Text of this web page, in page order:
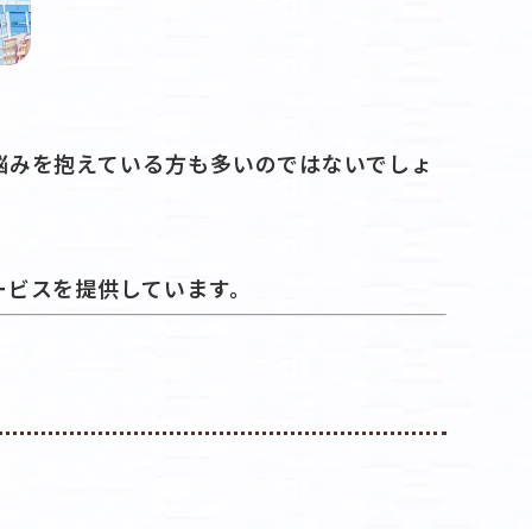
を抱えている方も多いのではないでしょ
スを提供しています。